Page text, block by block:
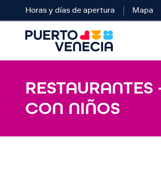
Horas y días de apertura Mapa
CON NIÑOS